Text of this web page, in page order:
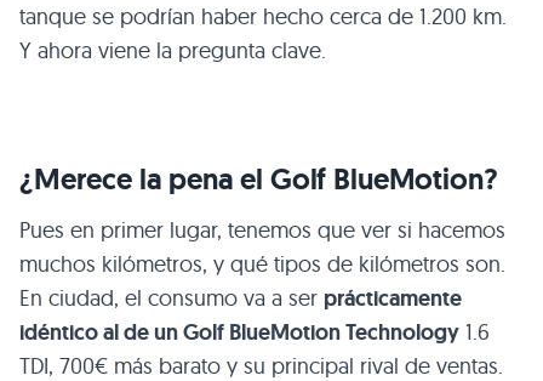
tanque se podrían haber hecho cerca de 1.200 km.
Y ahora viene la pregunta clave.
¿Merece la pena el Golf BlueMotion?
Pues en primer lugar, tenemos que ver si hacemos
muchos kilómetros, y qué tipos de kilómetros son.
En ciudad, el consumo va a ser prácticamente
idéntico al de un Golf BlueMotion Technology 1.6
TDI, 700€ más barato y su principal rival de ventas.